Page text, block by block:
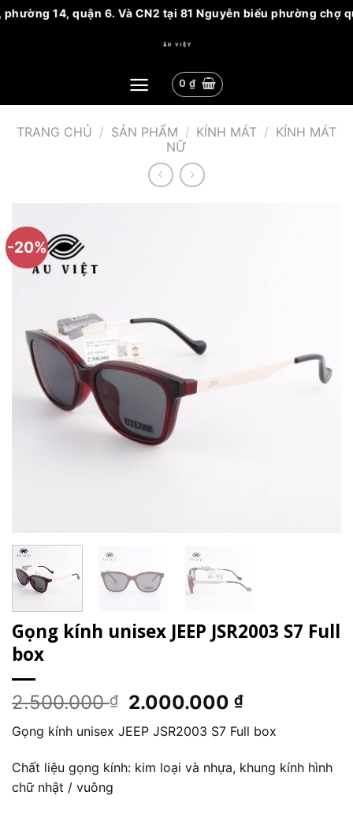
14, quận 6. Và CN2 tại 81 Nguyễn biểu phường chợ
0 ₫
TRANG CHỦ / SẢN PHẨM / KÍNH MÁT / KÍNH MÁT
NỮ
-20%
Gọng kính unisex JEEP JSR2003 S7 Full
box
2.500.000₫
Giá
gốc
là:
2.500.000 ₫.
2.000.000₫Giá
hiện
tại
là:
2.000.000
Gọng kính unisex JEEP JSR2003 S7 Full box
Chất liệu gọng kính: kim loại và nhựa, khung kính hình
chữ nhật / vuông